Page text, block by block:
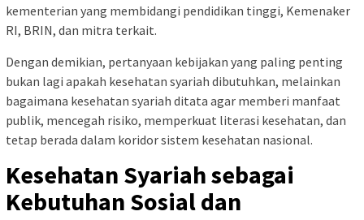
kementerian yang membidangi pendidikan tinggi, Kemenaker
RI, BRIN, dan mitra terkait.
Dengan demikian, pertanyaan kebijakan yang paling penting
bukan lagi apakah kesehatan syariah dibutuhkan, melainkan
bagaimana kesehatan syariah ditata agar memberi manfaat
publik, mencegah risiko, memperkuat literasi kesehatan, dan
tetap berada dalam koridor sistem kesehatan nasional.
Kesehatan Syariah sebagai
Kebutuhan Sosial dan